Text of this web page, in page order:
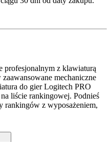
profesjonalnym z klawiaturą
mechaniczne
do gier Logitech PRO
liście rankingowej. Podnieś
rankingów z wyposażeniem,